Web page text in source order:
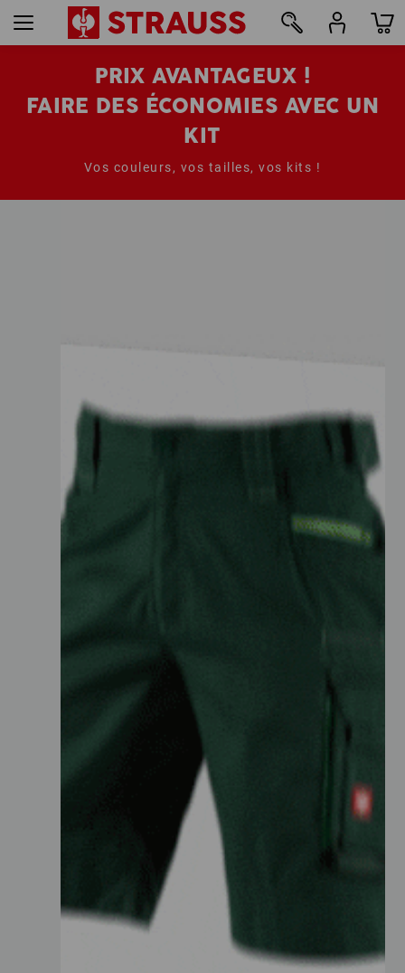
PRIX AVANTAGEUX !
FAIRE DES ÉCONOMIES AVEC UN
KIT
Vos couleurs, vos tailles, vos kits !